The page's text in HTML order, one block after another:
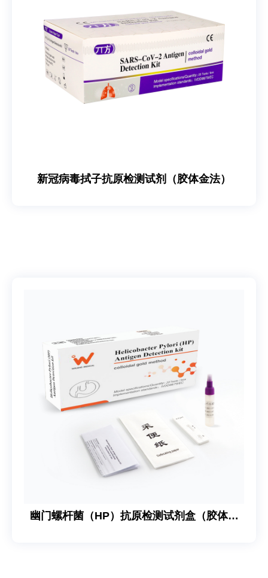
新冠病毒拭子抗原检测试剂（胶体金法）
幽门螺杆菌（HP）抗原检测试剂盒（胶体金